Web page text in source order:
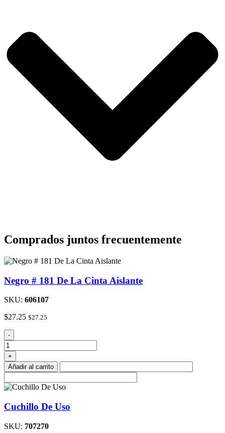
Comprados juntos frecuentemente
Negro # 181 De La Cinta Aislante
SKU: 606107
$27.25 $27.25
Negro
#
181
De
La
Aislante
-
+
Añadir al carrito
Cuchillo De Uso
SKU: 707270